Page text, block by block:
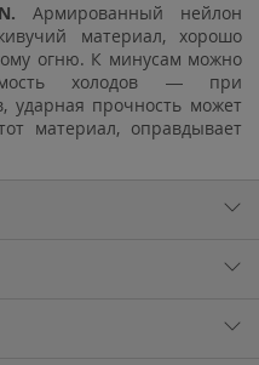
Армированный нейлон
материал, хорошо
огню. К минусам можно
холодов — при
ударная прочность может
материал, оправдывает